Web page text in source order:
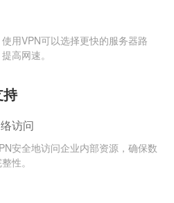
用VPN可以选择更快的服务器路
高网速。
访问
安全地访问企业内部资源，确保数
性。